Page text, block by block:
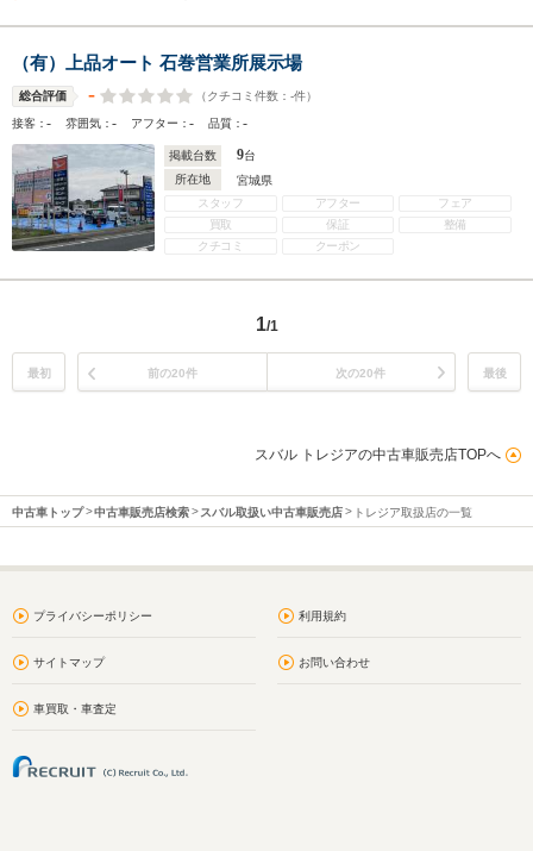
（有）上品オート 石巻営業所展示場
総合評価 - （クチコミ件数： -件）
接客：- 雰囲気：- アフター：- 品質：-
掲載台数 9台
所在地
宮城県
スタッフ
アフター
フェア
買取
保証
整備
クチコミ
クーポン
1/1
最初 前の20件 次の20件 最後
スバル トレジアの中古車販売店TOPへ
中古車トップ 中古車販売店検索 スバル取扱い中古車販売店 トレジア取扱店の一覧
プライバシーポリシー 利用規約
サイトマップ お問い合わせ
車買取・車査定